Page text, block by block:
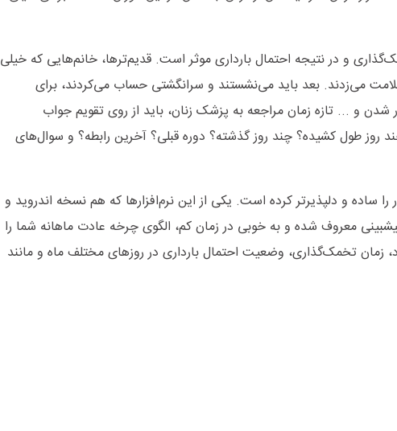
و در نتیجه احتمال بارداری موثر است. قدیم‌ترها، خانم‌هایی که خیلی
می‌زدند. بعد باید می‌نشستند و سرانگشتی حساب می‌کردند، برای
و ... تازه زمان مراجعه به پزشک زنان، باید از روی تقویم جواب
روز طول کشیده؟ چند روز گذشته؟ دوره قبلی؟ آخرین رابطه؟ و سوال‌های
ساده و دلپذیرتر کرده است. یکی از این نرم‌افزارها که هم نسخه اندروید و
معروف شده و به خوبی در زمان کم، الگوی چرخه عادت ماهانه شما را
زمان تخمک‌گذاری، وضعیت احتمال بارداری در روزهای مختلف ماه و مانند